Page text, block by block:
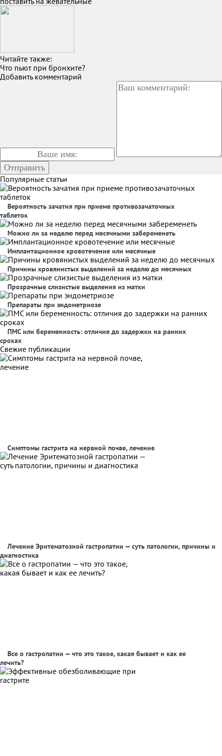
Читайте также:
Что пьют при бронхите?
Добавить комментарий
Популярные статьи
Вероятность зачатия при приеме противозачаточных
таблеток
Можно ли за неделю перед месячными забеременеть
Имплантационное кровотечение или месячные
Причины кровянистых выделений за неделю до месячных
Прозрачные слизистые выделения из матки
Препараты при эндометриозе
ПМС или беременность: отличия до задержки на ранних
сроках
Свежие публикации
Симптомы гастрита на нервной почве, лечение
Лечение Эритематозной гастропатии — суть патологии, причины и
диагностика
Все о гастропатии — что это такое, какая бывает и как ее
лечить?